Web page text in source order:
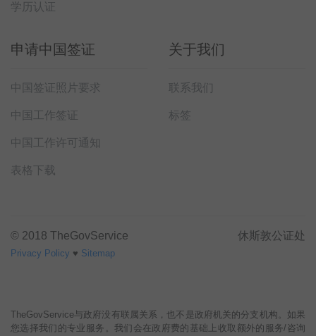
学历认证
申请中国签证
中国签证照片要求
中国工作签证
中国工作许可通知
表格下载
关于我们
联系我们
标签
© 2018 TheGovService
Privacy Policy ♥ Sitemap
休斯敦公证处
TheGovService与政府没有联属关系，也不是政府机关的分支机构。如果
您选择我们的专业服务。我们会在政府费的基础上收取额外的服务/咨询